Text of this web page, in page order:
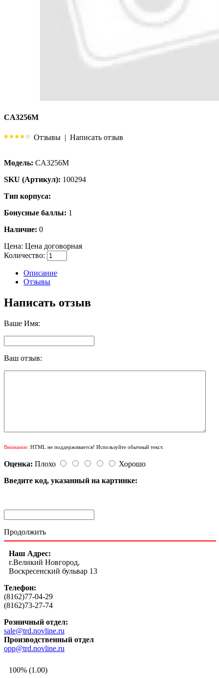
CA3256M
Отзывы | Написать отзыв
Модель: CA3256M
SKU (Артикул): 100294
Тип корпуса:
Бонусные баллы: 1
Наличие: 0
Цена: Цена договорная
Количество:
Описание
Отзывы
Написать отзыв
Ваше Имя:
Ваш отзыв:
Внимание: HTML не поддерживается! Используйте обычный текст.
Оценка: Плохо
Хорошо
Введите код, указанный на картинке:
Продолжить
Наш Адрес:
г.Великий Новгород,
Воскресенский бульвар 13
Телефон:
(8162)77-04-29
(8162)73-27-74
Розничный отдел:
sale@trd.novline.ru
Производственный отдел
opp@trd.novline.ru
100% (1.00)